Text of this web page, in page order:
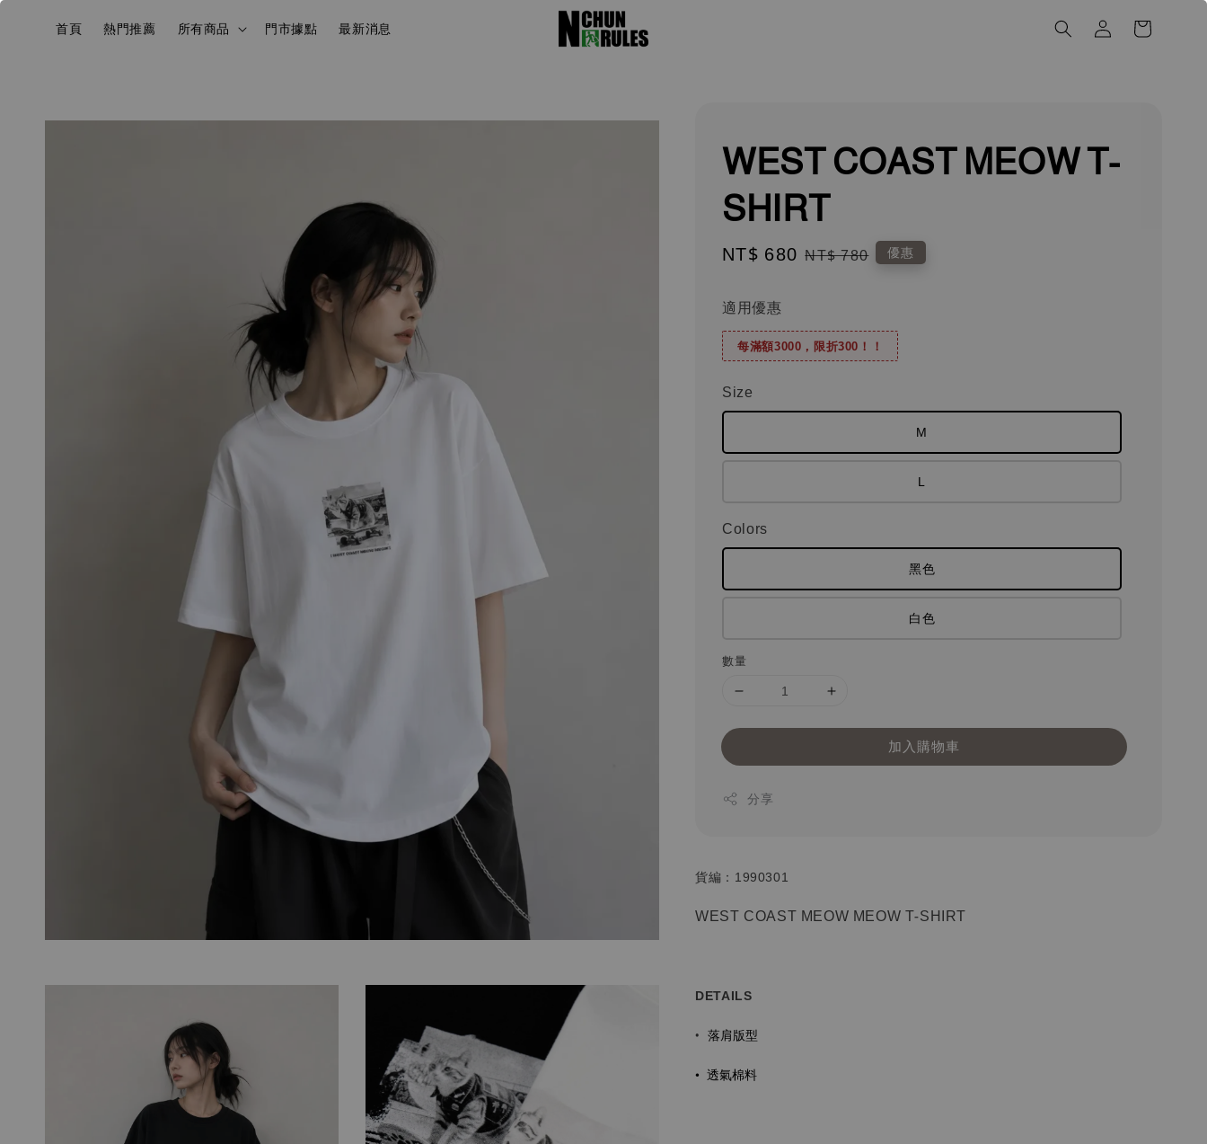
首頁 熱門推薦 所有商品 門市據點 最新消息
WEST COAST MEOW T-
SHIRT
Sale
NT$ 680 Regular
NT$ 780 優惠
適用優惠
每滿額3000，限折300！！
Size
M
L
Colors
黑色
白色
數量
加入購物車
分享
貨編：1990301
WEST COAST MEOW MEOW T-SHIRT
DETAILS
• 落肩版型
•透氣棉料